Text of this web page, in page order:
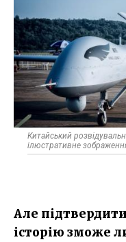
Китайський
ілюстративне
Але
історію зможе